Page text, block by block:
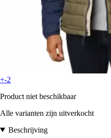
+-2
Product niet beschikbaar
Alle varianten zijn uitverkocht
Beschrijving